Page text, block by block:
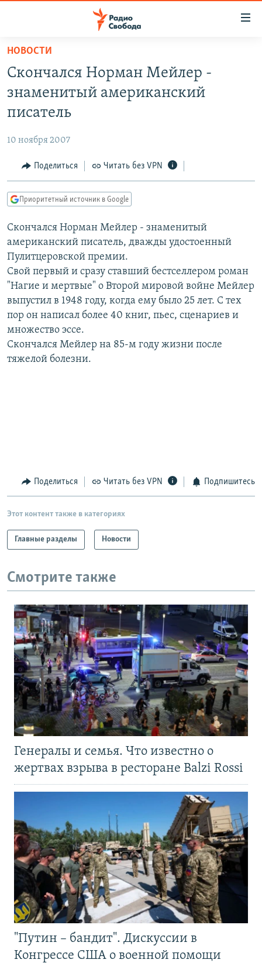
упрощенного
доступа
основному
Вернутся
Вернутся
поиску
МНЕНИЯ
КУЛЬТУРА
КАВКАЗ.РЕАЛИИ
СЕВЕР.РЕАЛИИ
СИБИРЬ.РЕАЛИИ
РАСПИСАНИЕ ВЕЩАНИЯ
ПОДПИШИТЕСЬ НА РАССЫЛКУ
НОВОСТИ
Скончался Норман Мейлер -
знаменитый американский
писатель
10 ноября 2007
Поделиться Читать без VPN
Приоритетный источник в Google
Скончался Норман Мейлер - знаменитый
американский писатель, дважды удостоенный
Пулитцеровской премии.
Свой первый и сразу ставший бестселлером роман
"Нагие и мертвые" о Второй мировой войне Мейлер
выпустил в 1948 году, когда ему было 25 лет. С тех
пор он написал более 40 книг, пьес, сценариев и
множество эссе.
Скончался Мейлер на 85-м году жизни после
тяжелой болезни.
Поделиться Читать без VPN Подпишитесь
Этот контент также в категориях
Главные разделы Новости
Смотрите также
Генералы и семья. Что известно о
жертвах взрыва в ресторане Balzi Rossi
"Путин – бандит". Дискуссии в
Конгрессе США о военной помощи